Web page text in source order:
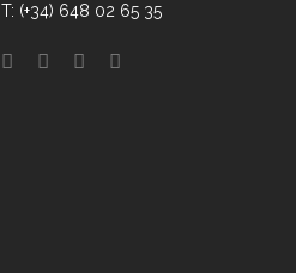
T: (+34) 648 02 65 35